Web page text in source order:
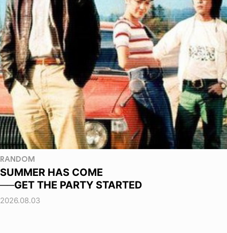
RANDOM
SUMMER HAS COME
──GET THE PARTY STARTED
2026.08.03